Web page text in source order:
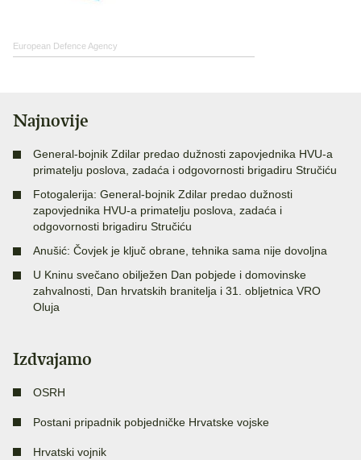
European Defence Agency
Najnovije
General-bojnik Zdilar predao dužnosti zapovjednika HVU-a
primatelju poslova, zadaća i odgovornosti brigadiru Stručiću
Fotogalerija: General-bojnik Zdilar predao dužnosti
zapovjednika HVU-a primatelju poslova, zadaća i
odgovornosti brigadiru Stručiću
Anušić: Čovjek je ključ obrane, tehnika sama nije dovoljna
U Kninu svečano obilježen Dan pobjede i domovinske
zahvalnosti, Dan hrvatskih branitelja i 31. obljetnica VRO
Oluja
Izdvajamo
OSRH
Postani pripadnik pobjedničke Hrvatske vojske
Hrvatski vojnik